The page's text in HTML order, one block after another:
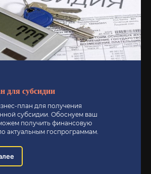
для субсидии
план для получения
субсидии. Обоснуем ваш
получить финансовую
актуальным госпрограммам.